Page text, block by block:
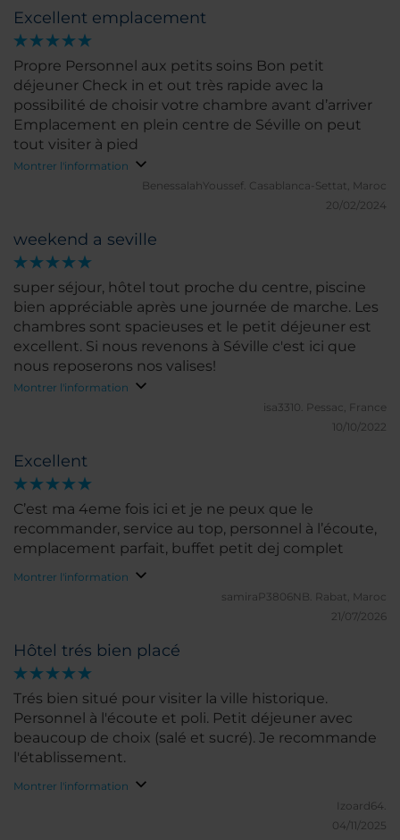
Excellent
C’est ma 4eme fois ici et je ne peux que le
recommander, service au top, personnel à l’écoute,
emplacement parfait, buffet petit dej complet
Montrer l'information
samiraP3806NB. Rabat, Maroc
21/07/2026
Hôtel trés bien placé
Trés bien situé pour visiter la ville historique.
Personnel à l'écoute et poli. Petit déjeuner avec
beaucoup de choix (salé et sucré). Je recommande
l'établissement.
Montrer l'information
Izoard64.
04/11/2025
Excellent emplacement
Propre Personnel aux petits soins Bon petit
déjeuner Check in et out très rapide avec la
possibilité de choisir votre chambre avant d’arriver
Emplacement en plein centre de Séville on peut
tout visiter à pied
Montrer l'information
BenessalahYoussef. Casablanca-Settat, Maroc
20/02/2024
weekend a seville
super séjour, hôtel tout proche du centre, piscine
bien appréciable après une journée de marche. Les
chambres sont spacieuses et le petit déjeuner est
excellent. Si nous revenons à Séville c'est ici que
nous reposerons nos valises!
Montrer l'information
isa3310.
Pessac, France
10/10/2022